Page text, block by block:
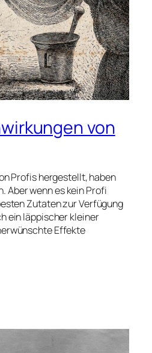
von
Profis hergestellt, haben
Aber wenn es kein Profi
Zutaten zur Verfügung
ein läppischer kleiner
Effekte